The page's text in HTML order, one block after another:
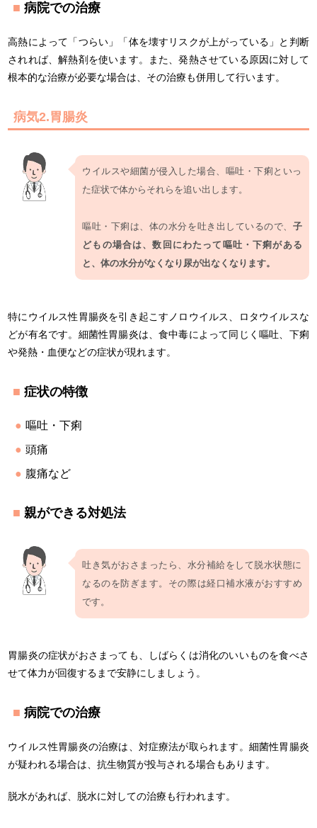
病院での治療
高熱によって「つらい」「体を壊すリスクが上がっている」と判断
されれば、解熱剤を使います。また、発熱させている原因に対して
根本的な治療が必要な場合は、その治療も併用して行います。
病気2.胃腸炎
ウイルスや細菌が侵入した場合、嘔吐・下痢といっ
た症状で体からそれらを追い出します。
嘔吐・下痢は、体の水分を吐き出しているので、 子
どもの場合は、数回にわたって嘔吐・下痢がある
と、体の水分がなくなり尿が出なくなります。
特にウイルス性胃腸炎を引き起こすノロウイルス、ロタウイルスな
どが有名です。細菌性胃腸炎は、食中毒によって同じく嘔吐、下痢
や発熱・血便などの症状が現れます。
症状の特徴
嘔吐・下痢
頭痛
腹痛など
親ができる対処法
吐き気がおさまったら、水分補給をして脱水状態に
なるのを防ぎます。その際は経口補水液がおすすめ
です。
胃腸炎の症状がおさまっても、しばらくは消化のいいものを食べさ
せて体力が回復するまで安静にしましょう。
病院での治療
ウイルス性胃腸炎の治療は、対症療法が取られます。細菌性胃腸炎
が疑われる場合は、抗生物質が投与される場合もあります。
脱水があれば、脱水に対しての治療も行われます。